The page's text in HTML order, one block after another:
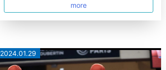
more
2024.01.29